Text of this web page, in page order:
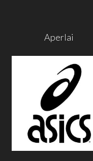
Aperlai